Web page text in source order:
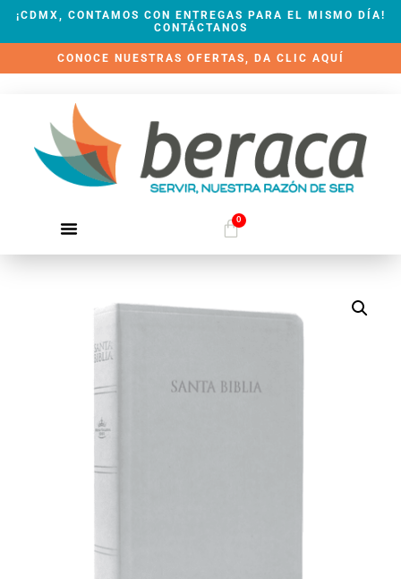
¡CDMX, CONTAMOS CON ENTREGAS PARA EL MISMO DÍA!
CONTÁCTANOS
CONOCE NUESTRAS OFERTAS, DA CLIC AQUÍ
0